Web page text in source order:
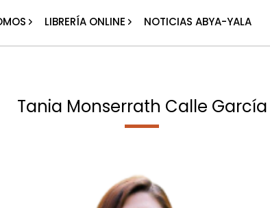
LIBRERÍA ONLINE NOTICIAS ABYA-YALA
Tania Monserrath Calle García